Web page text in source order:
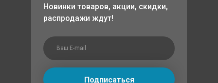
Новинки товаров, акции, скидки,
распродажи ждут!
Подписаться